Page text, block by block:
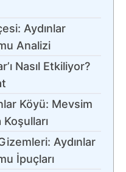
Aydınlar
Analizi
Nasıl Etkiliyor?
Köyü: Mevsim
Aydınlar
İpuçları